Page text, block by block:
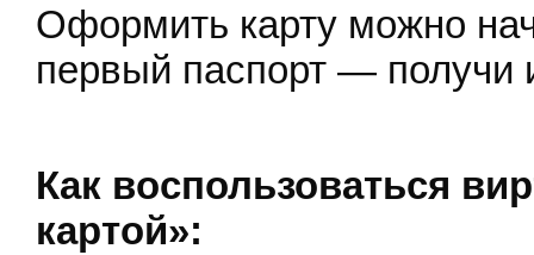
Оформить карту можно
первый паспорт — получи
Как воспользоваться
картой»: